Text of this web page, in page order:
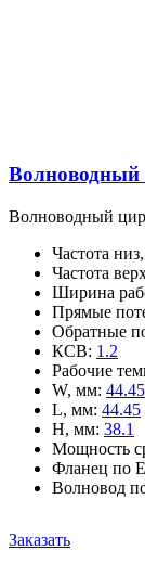
Волноводный
Волноводный
Частота
Частота
Ширина
Прямые
Обратные
КСВ: 1.2
Рабочие
W, мм: 44.45
L, мм: 44.45
H, мм: 38.1
Мощность
Фланец по
Волновод
Заказать